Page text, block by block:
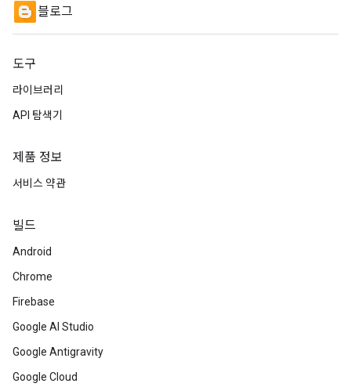
블로그
도구
라이브러리
API 탐색기
제품 정보
서비스 약관
빌드
Android
Chrome
Firebase
Google AI Studio
Google Antigravity
Google Cloud